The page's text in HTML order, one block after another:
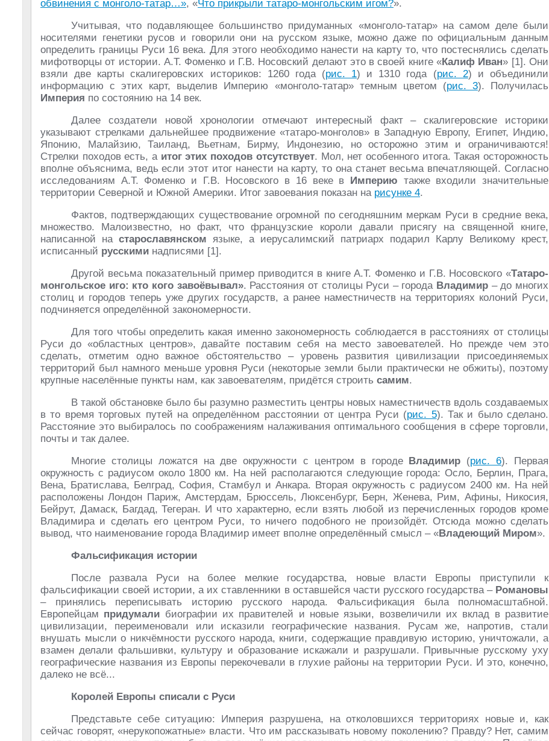
обвинения с монголо-татар…», «Что прикрыли татаро-монгольским игом?».
Учитывая, что подавляющее большинство придуманных «монголо-татар» на самом деле были
носителями генетики русов и говорили они на русском языке, можно даже по официальным данным
определить границы Руси 16 века. Для этого необходимо нанести на карту то, что постеснялись сделать
мифотворцы от истории. А.Т. Фоменко и Г.В. Носовский делают это в своей книге «Калиф Иван» [1]. Они
взяли две карты скалигеровских историков: 1260 года (рис. 1) и 1310 года (рис. 2) и объединили
информацию с этих карт, выделив Империю «монголо-татар» темным цветом (рис. 3). Получилась
Империя по состоянию на 14 век.
Далее создатели новой хронологии отмечают интересный факт – скалигеровские историки
указывают стрелками дальнейшее продвижение «татаро-монголов» в Западную Европу, Египет, Индию,
Японию, Малайзию, Таиланд, Вьетнам, Бирму, Индонезию, но осторожно этим и ограничиваются!
Стрелки походов есть, а итог этих походов отсутствует. Мол, нет особенного итога. Такая осторожность
вполне объяснима, ведь если этот итог нанести на карту, то она станет весьма впечатляющей. Согласно
исследованиям А.Т. Фоменко и Г.В. Носовского в 16 веке в Империю также входили значительные
территории Северной и Южной Америки. Итог завоевания показан на рисунке 4.
Фактов, подтверждающих существование огромной по сегодняшним меркам Руси в средние века,
множество. Малоизвестно, но факт, что французские короли давали присягу на священной книге,
написанной на старославянском языке, а иерусалимский патриарх подарил Карлу Великому крест,
исписанный русскими надписями [1].
Другой весьма показательный пример приводится в книге А.Т. Фоменко и Г.В. Носовского «Татаро-
монгольское иго: кто кого завоёвывал». Расстояния от столицы Руси – города Владимир – до многих
столиц и городов теперь уже других государств, а ранее наместничеств на территориях колоний Руси,
подчиняется определённой закономерности.
Для того чтобы определить какая именно закономерность соблюдается в расстояниях от столицы
Руси до «областных центров», давайте поставим себя на место завоевателей. Но прежде чем это
сделать, отметим одно важное обстоятельство – уровень развития цивилизации присоединяемых
территорий был намного меньше уровня Руси (некоторые земли были практически не обжиты), поэтому
крупные населённые пункты нам, как завоевателям, придётся строить самим.
В такой обстановке было бы разумно разместить центры новых наместничеств вдоль создаваемых
в то время торговых путей на определённом расстоянии от центра Руси (рис. 5). Так и было сделано.
Расстояние это выбиралось по соображениям налаживания оптимального сообщения в сфере торговли,
почты и так далее.
Многие столицы ложатся на две окружности с центром в городе Владимир (рис. 6). Первая
окружность с радиусом около 1800 км. На ней располагаются следующие города: Осло, Берлин, Прага,
Вена, Братислава, Белград, София, Стамбул и Анкара. Вторая окружность с радиусом 2400 км. На ней
расположены Лондон Париж, Амстердам, Брюссель, Люксенбург, Берн, Женева, Рим, Афины, Никосия,
Бейрут, Дамаск, Багдад, Тегеран. И что характерно, если взять любой из перечисленных городов кроме
Владимира и сделать его центром Руси, то ничего подобного не произойдёт. Отсюда можно сделать
вывод, что наименование города Владимир имеет вполне определённый смысл – «Владеющий Миром».
Фальсификация истории
После развала Руси на более мелкие государства, новые власти Европы приступили к
фальсификации своей истории, а их ставленники в оставшейся части русского государства – Романовы
– принялись переписывать историю русского народа. Фальсификация была полномасштабной.
Европейцам придумали биографии их правителей и новые языки, возвеличили их вклад в развитие
цивилизации, переименовали или исказили географические названия. Русам же, напротив, стали
внушать мысли о никчёмности русского народа, книги, содержащие правдивую историю, уничтожали, а
взамен делали фальшивки, культуру и образование искажали и разрушали. Привычные русскому уху
географические названия из Европы перекочевали в глухие районы на территории Руси. И это, конечно,
далеко не всё...
Королей Европы списали с Руси
Представьте себе ситуацию: Империя разрушена, на отколовшихся территориях новые и, как
сейчас говорят, «нерукопожатные» власти. Что им рассказывать новому поколению? Правду? Нет, самим